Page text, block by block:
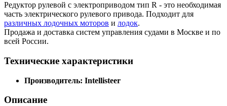
Редуктор рулевой с электроприводом тип R - это необходимая
часть электрического рулевого привода. Подходит для
различных лодочных моторов и лодок.
Продажа и доставка систем управления судами в Москве и по
всей России.
Технические характеристики
Производитель: Intellisteer
Описание